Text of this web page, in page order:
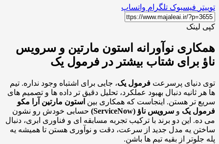
فیسبوک تلگرام واتساپ
نوآورانه استون مارتین و سرویس
برای شتاب بیشتر در فرمول یک
دنیای پرسرعت فرمول یک، جایی برای اشتباه وجود نداره. تیم
ثانیه دنبال بهبود عملکرد، تحلیل دقیق تر داده ها و تصمیم های
تر هستن. اینجاست که همکاری بیناستون مارتین آرا مکو
یکوسرویس ناؤ (ServiceNow)
حسابی خودش رو نشون
این دو برند با ترکیب تجربه مسابقه ای و فناوری ابری، دنبال
یه مدل جدید از سرعت، دقت و نوآوری هستن تا همیشه یه
از بقیه تیم ها باشن.